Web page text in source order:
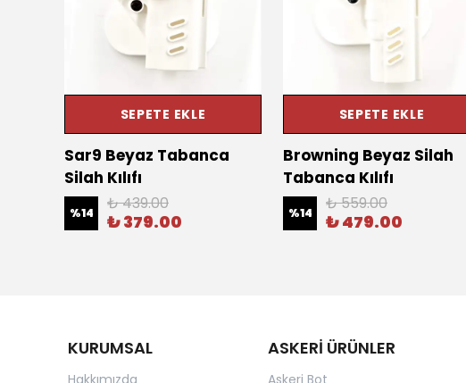
SEPETE EKLE
Sar9 Beyaz Tabanca
Silah Kılıfı
%14 ₺ 439.00
₺ 379.00
SEPETE EKLE
Browning Beyaz Silah
Tabanca Kılıfı
%14 ₺ 559.00
₺ 479.00
KURUMSAL ASKERİ ÜRÜNLER